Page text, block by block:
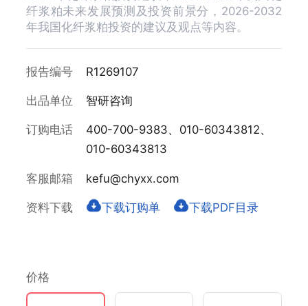
纤浆粕未来发展预测及投资前景分，2026-2032
年我国化纤浆粕投资的建议及观点等内容。
报告编号 R1269107
出品单位 智研咨询
订购电话
400-700-9383、010-60343812、
010-60343813
客服邮箱 kefu@chyxx.com
资料下载 下载订购单 下载PDF目录
价格